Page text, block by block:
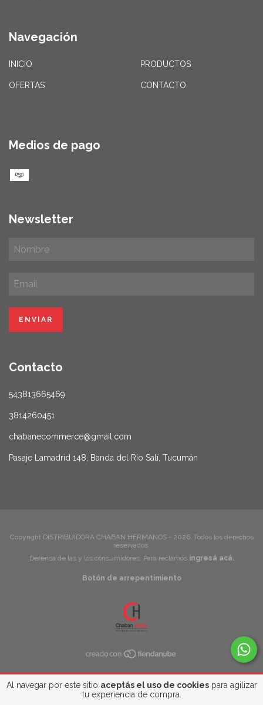
Al navegar por este sitio aceptás el uso de cookiespara agilizar
tu experiencia de compra.
Navegación
INICIO PRODUCTOS
OFERTAS CONTACTO
Medios de pago
Newsletter
Contacto
543813665469
3814260451
chabanecommerce@gmail.com
Pasaje Lamadrid 148, Banda del Río Salí, Tucumán
Copyright DISTRIBUIDORA CHABAN HERMANOS - 2026. Todos los derechos
reservados.
Defensa de las y los consumidores. Para reclamos ingresá acá.
Botón de arrepentimiento